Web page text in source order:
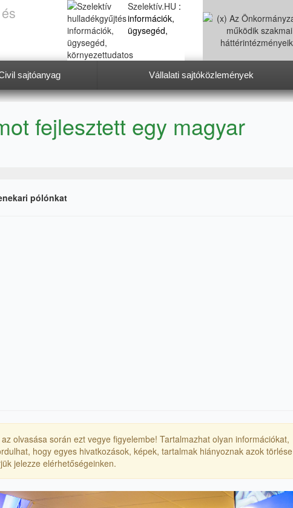
Szelektív.HU :
információk,
ügysegéd,
környezettudatos életmód
sajtóanyag Vállalati sajtóközlemények
fejlesztett egy magyar
pólónkat
olvasása során ezt vegye figyelembe! Tartalmazhat olyan információkat,
hogy egyes hivatkozások, képek, tartalmak hiányoznak azok törlése
jelezze elérhetőségeinken.